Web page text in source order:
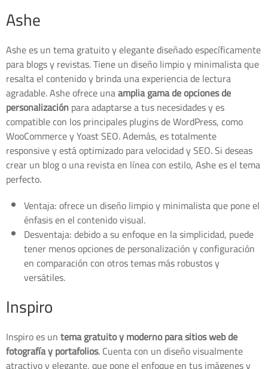
Ashe
Ashe es un tema gratuito y elegante diseñado específicamente
para blogs y revistas. Tiene un diseño limpio y minimalista que
resalta el contenido y brinda una experiencia de lectura
agradable. Ashe ofrece unaamplia gama de opciones de
personalizaciónpara adaptarse a tus necesidades y es
compatible con los principales plugins de WordPress, como
WooCommerce y Yoast SEO. Además, es totalmente
responsive y está optimizado para velocidad y SEO. Si deseas
crear un blog o una revista en línea con estilo, Ashe es el tema
perfecto.
Ventaja: ofrece un diseño limpio y minimalista que pone el
énfasis en el contenido visual.
Desventaja: debido a su enfoque en la simplicidad, puede
tener menos opciones de personalización y configuración
en comparación con otros temas más robustos y
versátiles.
Inspiro
Inspiro es untema gratuito y moderno para sitios web de
fotografía y portafolios. Cuenta con un diseño visualmente
atractivo y elegante, que pone el enfoque en tus imágenes y